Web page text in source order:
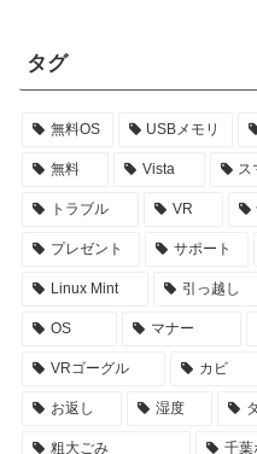
タグ
無料OS USBメモリ
無料 Vista ス
トラブル VR
プレゼント サポート
Linux Mint 引っ越し
OS マナー
VRゴーグル カビ
お返し 湿度
粗大ごみ 千葉